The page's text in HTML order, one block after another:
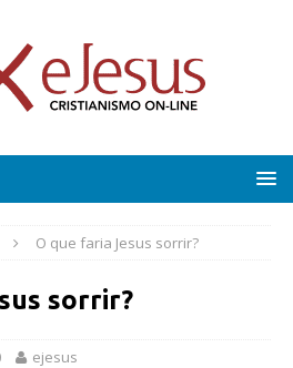
O que faria Jesus sorrir?
sorrir?
ejesus